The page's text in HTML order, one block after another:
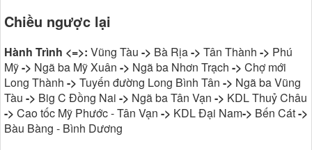
Chiều ngược lại
Hành Trình <=>: Vũng Tàu -> Bà Rịa-> Tân Thành -> Phú
Mỹ-> Ngã ba Mỹ Xuân -> Ngã ba Nhơn Trạch -> Chợ mới
Long Thành -> Tuyến đường Long Bình Tân -> Ngã ba Vũng
Tàu -> Big C Đồng Nai -> Ngã ba Tân Vạn -> KDL Thuỷ Châu
-> Cao tốc Mỹ Phước - Tân Vạn -> KDL Đại Nam-> Bến Cát->
Bàu Bàng - Bình Dương